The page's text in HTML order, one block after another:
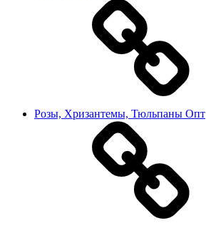
Розы, Хризантемы, Тюльпаны Опт